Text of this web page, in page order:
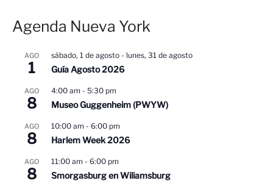
r
Agenda Nueva York
AGO
1
sábado, 1 de agosto - lunes, 31 de agosto
Guía Agosto 2026
AGO
8
4:00 am - 5:30 pm
Museo Guggenheim (PWYW)
AGO
8
10:00 am - 6:00 pm
Harlem Week 2026
AGO
8
11:00 am - 6:00 pm
Smorgasburg en Wiliamsburg